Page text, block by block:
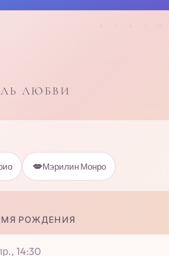
ЛЮБВИ
💋Мэрилин Монро
РОЖДЕНИЯ